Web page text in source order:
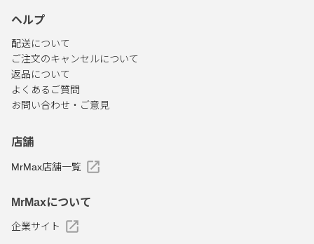
ヘルプ
配送について
ご注文のキャンセルについて
返品について
よくあるご質問
お問い合わせ・ご意見
店舗
MrMax店舗一覧
MrMaxについて
企業サイト